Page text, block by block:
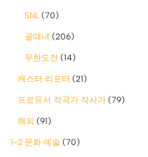
SNL (70)
골때녀 (206)
무한도전 (14)
캐스터 리포터 (21)
프로듀서 작곡가 작사가 (79)
해외 (91)
1-2 문화 예술 (70)